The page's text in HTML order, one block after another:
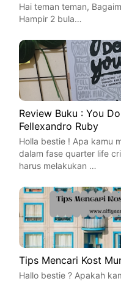
Hai teman teman,
Hampir 2 bula…
Review Buku : You
Fellexandro Ruby
Holla bestie ! Apa kamu
dalam fase quarter life
harus melakukan …
Tips Mencari Kost
Hallo bestie ? Apakah